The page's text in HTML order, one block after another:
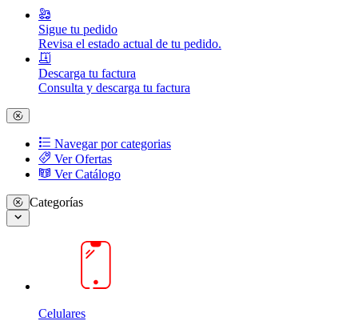
Sigue tu pedido
Revisa el estado actual de tu pedido.
Descarga tu factura
Consulta y descarga tu factura
Navegar por categorias
Ver Ofertas
Ver Catálogo
Categorías
Celulares